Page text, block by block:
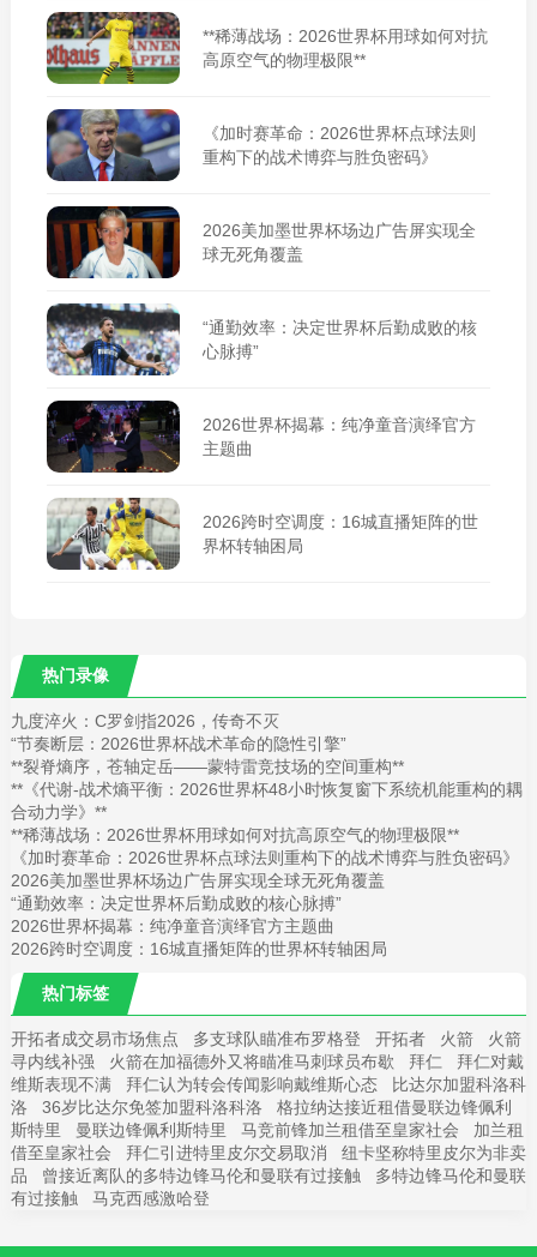
**稀薄战场：2026世界杯用球如何对抗
高原空气的物理极限**
《加时赛革命：2026世界杯点球法则
重构下的战术博弈与胜负密码》
2026美加墨世界杯场边广告屏实现全
球无死角覆盖
“通勤效率：决定世界杯后勤成败的核
心脉搏”
2026世界杯揭幕：纯净童音演绎官方
主题曲
2026跨时空调度：16城直播矩阵的世
界杯转轴困局
热门录像
九度淬火：C罗剑指2026，传奇不灭
“节奏断层：2026世界杯战术革命的隐性引擎”
**裂脊熵序，苍轴定岳——蒙特雷竞技场的空间重构**
**《代谢-战术熵平衡：2026世界杯48小时恢复窗下系统机能重构的耦
合动力学》**
**稀薄战场：2026世界杯用球如何对抗高原空气的物理极限**
《加时赛革命：2026世界杯点球法则重构下的战术博弈与胜负密码》
2026美加墨世界杯场边广告屏实现全球无死角覆盖
“通勤效率：决定世界杯后勤成败的核心脉搏”
2026世界杯揭幕：纯净童音演绎官方主题曲
2026跨时空调度：16城直播矩阵的世界杯转轴困局
热门标签
开拓者成交易市场焦点 多支球队瞄准布罗格登 开拓者 火箭
火箭
寻内线补强
火箭在加福德外又将瞄准马刺球员布歇 拜仁
拜仁对戴
维斯表现不满
拜仁认为转会传闻影响戴维斯心态
比达尔加盟科洛科
洛
36岁比达尔免签加盟科洛科洛
格拉纳达接近租借曼联边锋佩利
斯特里
曼联边锋佩利斯特里 马竞前锋加兰租借至皇家社会
加兰租
借至皇家社会
拜仁引进特里皮尔交易取消
纽卡坚称特里皮尔为非卖
品
曾接近离队的多特边锋马伦和曼联有过接触
多特边锋马伦和曼联
有过接触
马克西感激哈登